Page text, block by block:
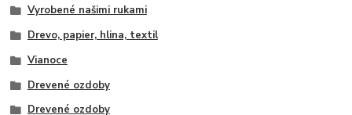
Vyrobené našimi rukami
Drevo, papier, hlina, textil
Vianoce
Drevené ozdoby
Drevené ozdoby